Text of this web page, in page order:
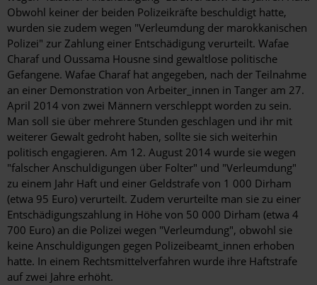
Obwohl keiner der beiden Polizeikräfte beschuldigt hatte,
wurden sie zudem wegen "Verleumdung der marokkanischen
Polizei" zur Zahlung einer Entschädigung verurteilt. Wafae
Charaf und Oussama Housne sind gewaltlose politische
Gefangene. Wafae Charaf hat angegeben, nach der Teilnahme
an einer Demonstration von Arbeiter_innen in Tanger am 27.
April 2014 von zwei Männern verschleppt worden zu sein.
Man soll sie über mehrere Stunden geschlagen und ihr mit
weiterer Gewalt gedroht haben, sollte sie sich weiterhin
politisch engagieren. Am 12. August 2014 wurde sie wegen
"falscher Anschuldigungen über Folter" und "Verleumdung"
zu einem Jahr Haft und einer Geldstrafe von 1 000 Dirham
(etwa 95 Euro) verurteilt. Zudem verurteilte man sie zu einer
Entschädigungszahlung in Höhe von 50 000 Dirham (etwa 4
700 Euro) an die Polizei wegen "Verleumdung", obwohl sie
keine Anschuldigungen gegen Polizeibeamt_innen erhoben
hatte. In einem Rechtsmittelverfahren wurde ihre Haftstrafe
auf zwei Jahre erhöht.